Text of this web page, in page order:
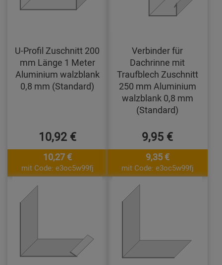
U-Profil Zuschnitt 200
mm Länge 1 Meter
Aluminium walzblank
0,8 mm (Standard)
10,92 €
10,27 €
mit Code: e3oc5w99fj
Verbinder für
Dachrinne mit
Traufblech Zuschnitt
250 mm Aluminium
walzblank 0,8 mm
(Standard)
9,95 €
9,35 €
mit Code: e3oc5w99fj